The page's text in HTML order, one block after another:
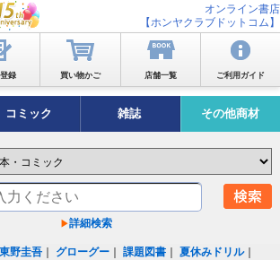
オンライン書店
【ホンヤクラブドットコム】
録 買い物かご 店舗一覧 ご利用ガイド
コミック 雑誌 その他商材
詳細検索
東野圭吾 グローグー ｜課題図書 ｜夏休みドリル｜